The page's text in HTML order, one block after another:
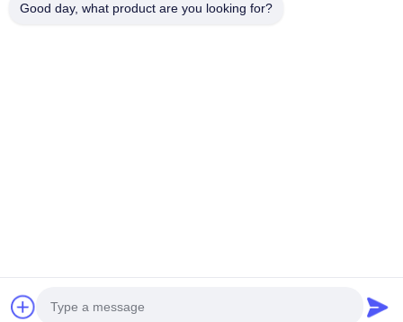
Email
de Copyright 2022-2026 Maanshan Kingrail Technology Co.,Ltd. .
Tous droits réservés.
Good day, what product are you looking for?